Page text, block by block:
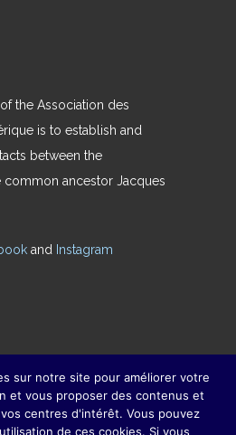
the Association des
is to establish and
between the
common ancestor Jacques
and Instagram
the true meaning of the
as far as possible, for
sur notre site pour améliorer votre
et vous proposer des contenus et
centres d'intérêt. Vous pouvez
de ces cookies. Si vous